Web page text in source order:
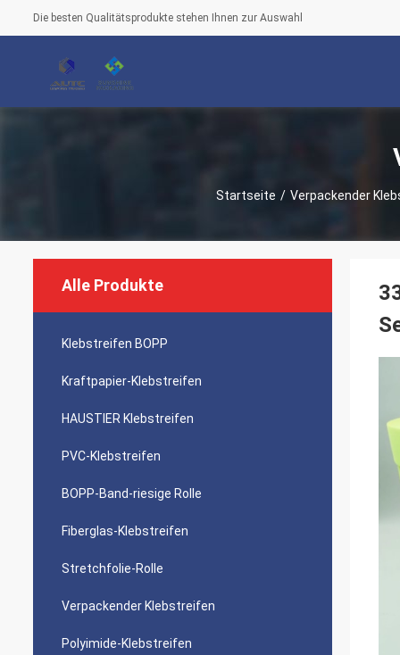
Die besten Qualitätsprodukte stehen Ihnen zur Auswahl
Startseite / Verpackender
Alle Produkte
Klebstreifen BOPP
Kraftpapier-Klebstreifen
HAUSTIER Klebstreifen
PVC-Klebstreifen
BOPP-Band-riesige Rolle
Fiberglas-Klebstreifen
Stretchfolie-Rolle
Verpackender Klebstreifen
Polyimide-Klebstreifen